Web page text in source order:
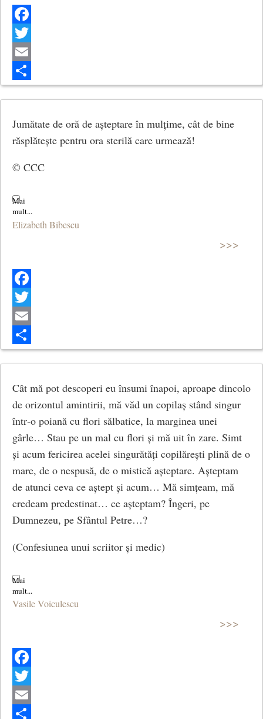
Facebook
Twitter
Email
Share
Jumătate de oră de așteptare în mulțime, cât de bine
răsplătește pentru ora sterilă care urmează!
​© CCC
Elizabeth Bibescu
>>>
Facebook
Twitter
Email
Share
Cât mă pot descoperi eu însumi înapoi, aproape dincolo
de orizontul amintirii, mă văd un copilaș stând singur
într‐o poiană cu flori sălbatice, la marginea unei
gârle… Stau pe un mal cu flori și mă uit în zare. Simt
și acum fericirea acelei singurătăți copilărești plină de o
mare, de o nespusă, de o mistică așteptare. Așteptam
de atunci ceva ce aștept și acum… Mă simțeam, mă
credeam predestinat… ce așteptam? Îngeri, pe
Dumnezeu, pe Sfântul Petre…?
(Confesiunea unui scriitor și medic)
Vasile Voiculescu
>>>
Facebook
Twitter
Email